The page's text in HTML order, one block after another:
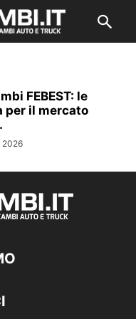
FEBEST: le
per il mercato
2026